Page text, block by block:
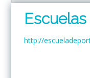
http://